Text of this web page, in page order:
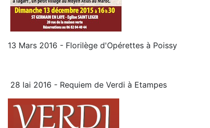
13 Mars 2016 - Florilège d'Opérettes à Poissy
28 lai 2016 - Requiem de Verdi à Etampes